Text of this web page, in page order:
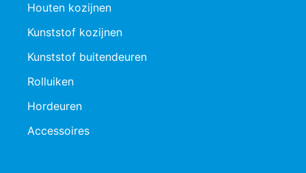
Houten kozijnen
Kunststof kozijnen
Kunststof buitendeuren
Rolluiken
Hordeuren
Accessoires